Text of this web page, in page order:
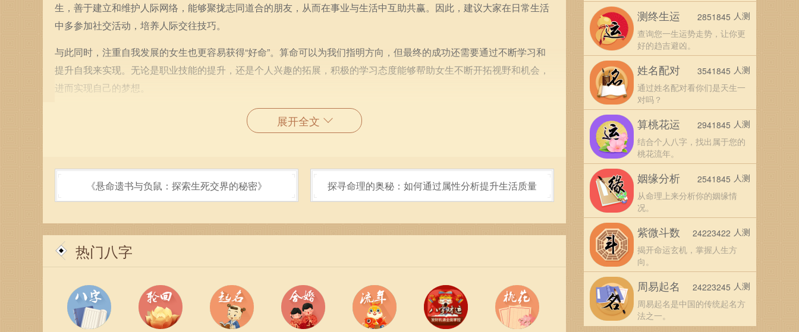
生，善于建立和维护人际网络，能够聚拢志同道合的朋友，从而在事业与生活中互助共赢。因此，建议大家在日常生活
中多参加社交活动，培养人际交往技巧。
与此同时，注重自我发展的女生也更容易获得“好命”。算命可以为我们指明方向，但最终的成功还需要通过不断学习和
提升自我来实现。无论是职业技能的提升，还是个人兴趣的拓展，积极的学习态度能够帮助女生不断开拓视野和机会，
进而实现自己的梦想。
不可忽视的是，健康也是构成“好命”的重要组成部分。无论命理如何，身体是成功的基础。女生们应当学会保持良好的
生活习惯，坚持锻炼，均衡饮食，注重心理健康。只有拥有健康的身体，才能去追求事业、感情的成功。因此，合理安
展开全文
《悬命遗书与负鼠：探索生死交界的秘密》 探寻命理的奥秘：如何通过属性分析提升生活质量
热门八字
测终生运
查询您一生运势走势，让你更
好的趋吉避凶。
2851845 人测
姓名配对
通过姓名配对看你们是天生一
对吗？
3541845 人测
算桃花运
结合个人八字，找出属于您的
桃花流年。
2941845 人测
姻缘分析
从命理上来分析你的姻缘情
况。
2541845 人测
紫微斗数
揭开命运玄机，掌握人生方
向。
24223422 人测
周易起名
周易起名是中国的传统起名方
法之一。
24223245 人测